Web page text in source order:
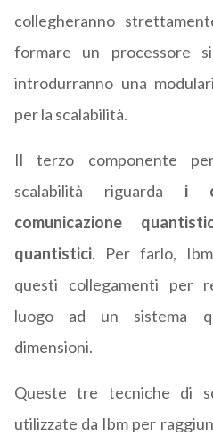
collegheranno
formare un processore
introdurranno una
per la scalabilità.
Il terzo componente
scalabilità riguarda i
comunicazione
quantistici. Per farlo,
questi collegamenti per
luogo ad un sistema
dimensioni.
Queste tre tecniche di
utilizzate da Ibm per